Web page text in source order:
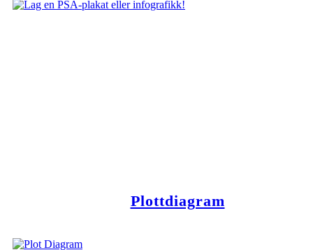
Plottdiagram